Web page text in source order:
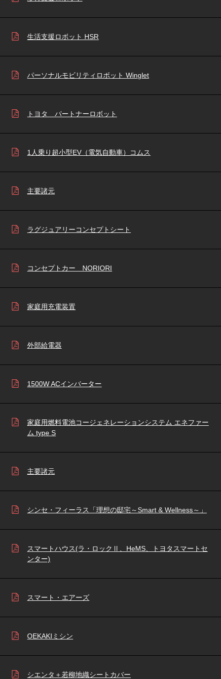
生活支援ロボット HSR
パーソナルモビリティロボット Winglet
トヨタ パートナーロボット
1人乗り超小型EV（電気自動車）コムス
主要諸元
ラグジュアリーコンセプトシート
コンセプトカー NORIORI
家庭用充電装置
外部給電器
1500W ACインバーター
家庭用燃料電池コージェネレーションシステム エネファー
ム type S
主要諸元
シンセ・フィーラス「理想の邸宅～Smart & Wellness～」
スマートハウス(ラ・ロックⅡ、HeMS、トヨタスマートセ
ンター)
スマート・エアーズ
OEKAKIミシン
シエンタ＋若柳地織シートカバー